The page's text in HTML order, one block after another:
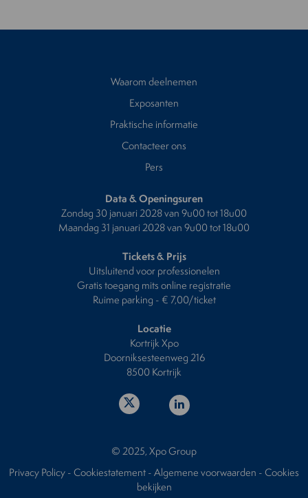
Waarom deelnemen
Exposanten
Praktische informatie
Contacteer ons
Pers
Data & Openingsuren
Zondag 30 januari 2028 van 9u00 tot 18u00
Maandag 31 januari 2028 van 9u00 tot 18u00
Tickets & Prijs
Uitsluitend voor professionelen
Gratis toegang mits online registratie
Ruime parking - € 7,00/ticket
Locatie
Kortrijk Xpo
Doorniksesteenweg 216
8500 Kortrijk
© 2025, Xpo Group
Privacy Policy-Cookiestatement-Algemene voorwaarden -Cookies
bekijken